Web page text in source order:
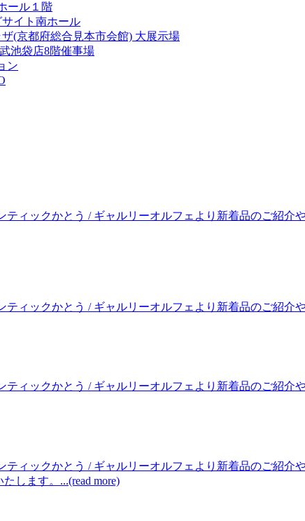
ール１階
イト南ホール
(京都府総合見本市会館) 大展示場
池袋店8階催事場
ン
ィックかとう / ギャルリーオルフェより新着品のご紹
ィックかとう / ギャルリーオルフェより新着品のご紹介
ィックかとう / ギャルリーオルフェより新着品のご紹介
ィックかとう / ギャルリーオルフェより新着品のご紹
します。...(read more)